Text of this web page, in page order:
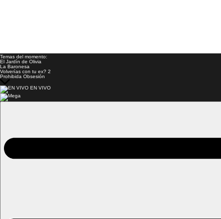
Temas del momento:
El Jardín de Olivia
La Baronesa
Volverías con tu ex? 2
Prohibida Obsesión
EN VIVO